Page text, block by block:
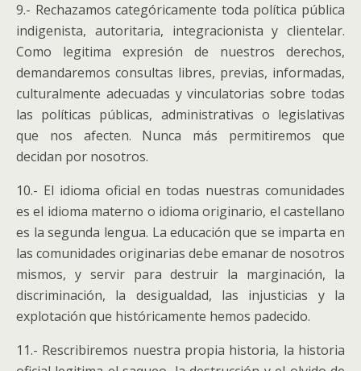
9.- Rechazamos categóricamente toda política pública
indigenista, autoritaria, integracionista y clientelar.
Como legitima expresión de nuestros derechos,
demandaremos consultas libres, previas, informadas,
culturalmente adecuadas y vinculatorias sobre todas
las políticas públicas, administrativas o legislativas
que nos afecten. Nunca más permitiremos que
decidan por nosotros.
10.- El idioma oficial en todas nuestras comunidades
es el idioma materno o idioma originario, el castellano
es la segunda lengua. La educación que se imparta en
las comunidades originarias debe emanar de nosotros
mismos, y servir para destruir la marginación, la
discriminación, la desigualdad, las injusticias y la
explotación que históricamente hemos padecido.
11.- Rescribiremos nuestra propia historia, la historia